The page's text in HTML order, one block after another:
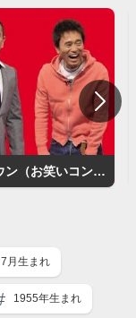
ダウンタウン（お笑いコンビ）
7月生まれ
1955年生まれ